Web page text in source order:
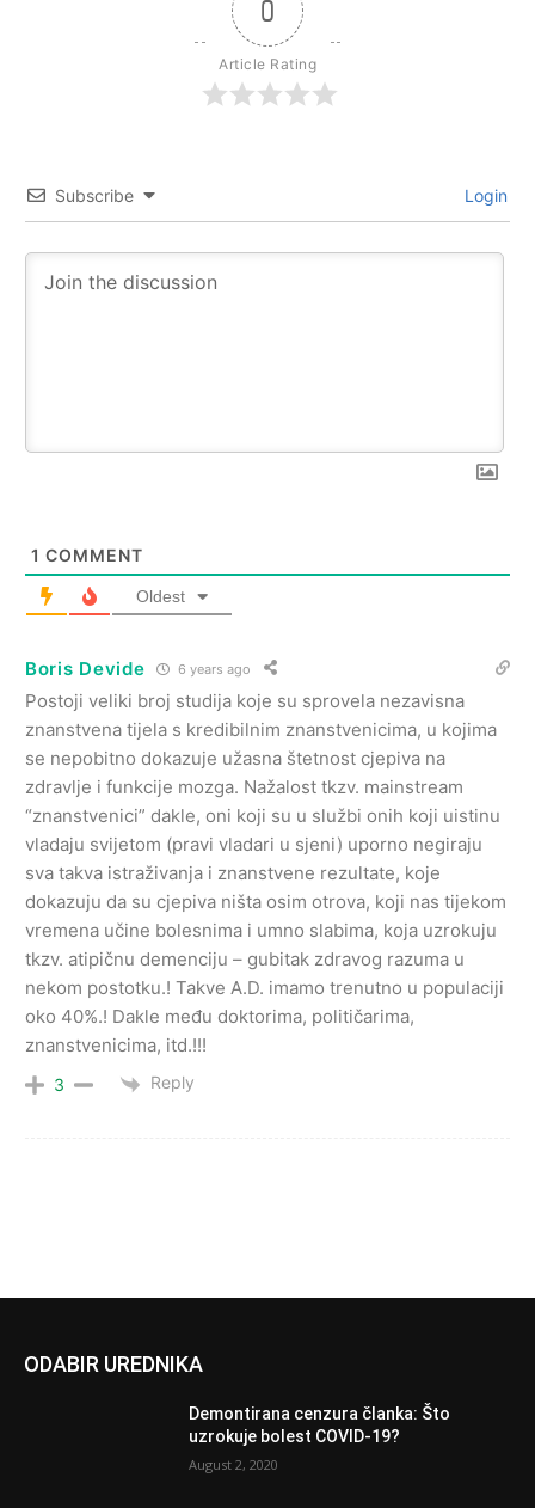
0
Article Rating
Subscribe Login
1 COMMENT
Oldest
Boris Devide 6 years ago
Postoji veliki broj studija koje su sprovela nezavisna
znanstvena tijela s kredibilnim znanstvenicima, u kojima
se nepobitno dokazuje užasna štetnost cjepiva na
zdravlje i funkcije mozga. Nažalost tkzv. mainstream
“znanstvenici” dakle, oni koji su u službi onih koji uistinu
vladaju svijetom (pravi vladari u sjeni) uporno negiraju
sva takva istraživanja i znanstvene rezultate, koje
dokazuju da su cjepiva ništa osim otrova, koji nas tijekom
vremena učine bolesnima i umno slabima, koja uzrokuju
tkzv. atipičnu demenciju – gubitak zdravog razuma u
nekom postotku.! Takve A.D. imamo trenutno u populaciji
oko 40%.! Dakle među doktorima, političarima,
znanstvenicima, itd.!!!
3 Reply
ODABIR UREDNIKA
Demontirana cenzura članka: Što
uzrokuje bolest COVID-19?
August 2, 2020